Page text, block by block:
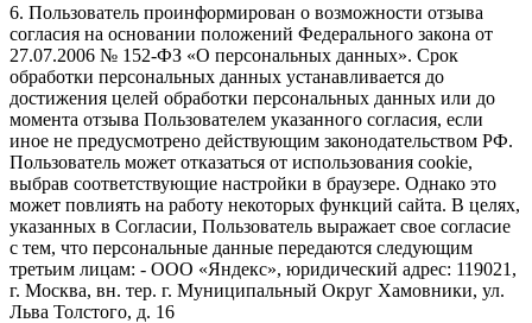
6. Пользователь проинформирован о возможности отзыва
согласия на основании положений Федерального закона от
27.07.2006 № 152-ФЗ «О персональных данных». Срок
обработки персональных данных устанавливается до
достижения целей обработки персональных данных или до
момента отзыва Пользователем указанного согласия, если
иное не предусмотрено действующим законодательством РФ.
Пользователь может отказаться от использования cookie,
выбрав соответствующие настройки в браузере. Однако это
может повлиять на работу некоторых функций сайта. В целях,
указанных в Согласии, Пользователь выражает свое согласие
с тем, что персональные данные передаются следующим
третьим лицам: - ООО «Яндекс», юридический адрес: 119021,
г. Москва, вн. тер. г. Муниципальный Округ Хамовники, ул.
Льва Толстого, д. 16